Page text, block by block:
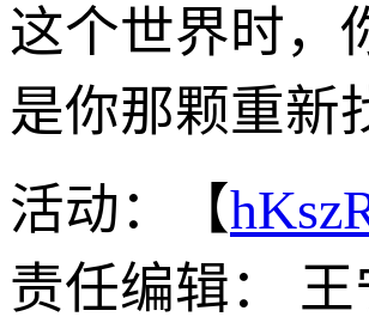
这个世界时，
是你那颗重新
活动：【
责任编辑： 王